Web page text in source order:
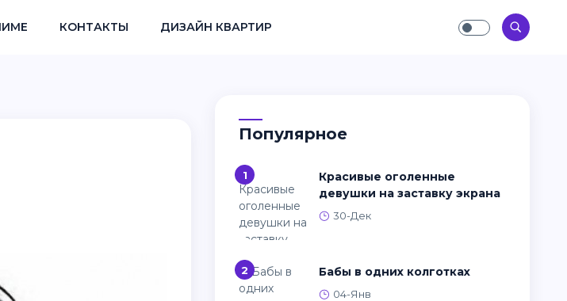
КОНТАКТЫ ДИЗАЙН КВАРТИР
Популярное
1
Красивые оголенные
девушки на заставку экрана
30-Дек
2 Бабы в одних колготках
04-Янв